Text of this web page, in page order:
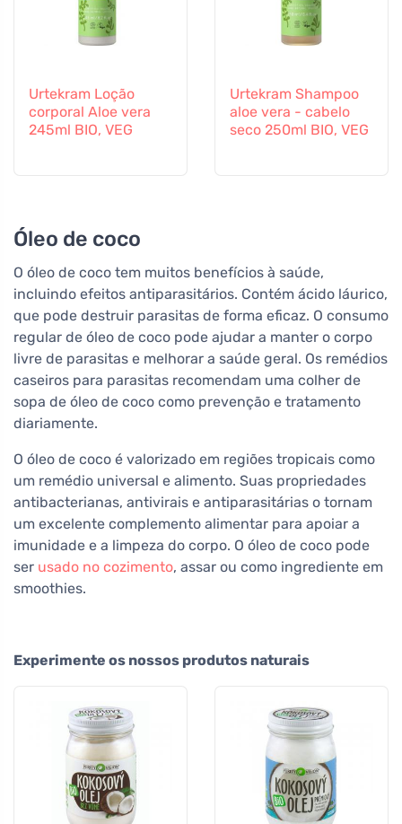
Urtekram Loção
corporal Aloe vera
245ml BIO, VEG
Urtekram Shampoo
aloe vera - cabelo
seco 250ml BIO, VEG
Óleo de coco
O óleo de coco tem muitos benefícios à saúde,
incluindo efeitos antiparasitários. Contém ácido láurico,
que pode destruir parasitas de forma eficaz. O consumo
regular de óleo de coco pode ajudar a manter o corpo
livre de parasitas e melhorar a saúde geral. Os remédios
caseiros para parasitas recomendam uma colher de
sopa de óleo de coco como prevenção e tratamento
diariamente.
O óleo de coco é valorizado em regiões tropicais como
um remédio universal e alimento. Suas propriedades
antibacterianas, antivirais e antiparasitárias o tornam
um excelente complemento alimentar para apoiar a
imunidade e a limpeza do corpo. O óleo de coco pode
ser usado no cozimento, assar ou como ingrediente em
smoothies.
Experimente os nossos produtos naturais